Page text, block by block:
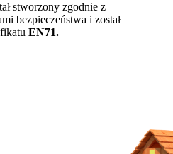
stworzony zgodnie z
bezpieczeństwa i został
EN71.